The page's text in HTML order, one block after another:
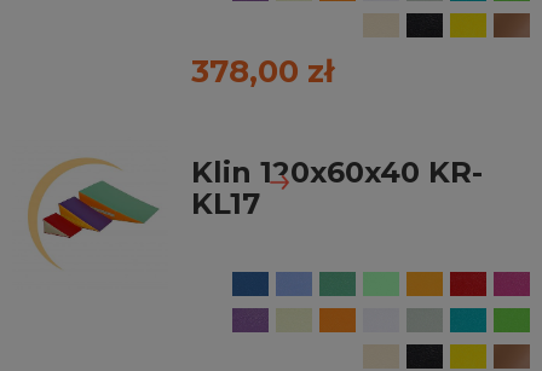
378,00 zł
Klin 120x60x40 KR-
KL17